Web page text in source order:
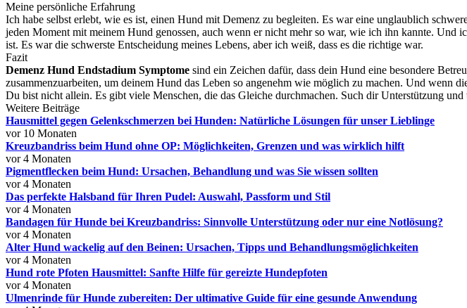
Meine persönliche Erfahrung
Ich habe selbst erlebt, wie es ist, einen Hund mit Demenz zu begleiten. Es war eine unglaublich
jeden Moment mit meinem Hund genossen, auch wenn er nicht mehr so war, wie ich ihn kannte. Und
ist. Es war die schwerste Entscheidung meines Lebens, aber ich weiß, dass es die richtige war.
Fazit
Demenz Hund Endstadium Symptome sind ein Zeichen dafür, dass dein Hund eine besondere
zusammenzuarbeiten, um deinem Hund das Leben so angenehm wie möglich zu machen. Und
Du bist nicht allein. Es gibt viele Menschen, die das Gleiche durchmachen. Such dir Unterstützung und
Weitere Beiträge
Hausmittel gegen Gelenkschmerzen bei Hunden: Natürliche Lösungen für unser Lieblinge
vor 10 Monaten
Kreuzbandriss beim Hund ohne OP: Möglichkeiten, Grenzen und was wirklich hilft
vor 4 Monaten
Pigmentflecken beim Hund: Ursachen, Behandlung und was Sie wissen sollten
vor 4 Monaten
Das perfekte Halsband für Ihren Pudel: Auswahl, Passform und Stil
vor 4 Monaten
Bandagen für Hunde bei Kreuzbandriss: Sinnvolle Unterstützung oder nur eine Notlösung?
vor 4 Monaten
Alter Hund wackelig auf den Beinen: Ursachen, Tipps und Behandlungsmöglichkeiten
vor 4 Monaten
Hund rote Pfoten Hausmittel: Sanfte Hilfe für gereizte Hundepfoten
vor 4 Monaten
Ulmenrinde für Hunde zubereiten: Der ultimative Guide für eine gesunde Anwendung